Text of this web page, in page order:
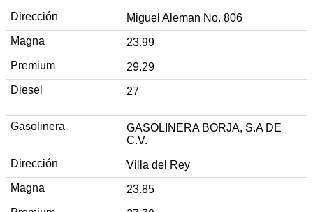
Miguel Aleman No. 806
23.99
29.29
27
GASOLINERA BORJA, S.A DE
C.V.
Villa del Rey
23.85